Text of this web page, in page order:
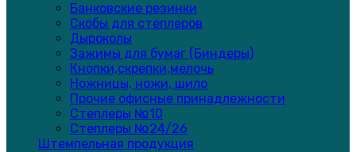
Банковские резинки
Скобы для степлеров
Дыроколы
Зажимы для бумаг (Биндеры)
Кнопки,скрепки,мелочь
Ножницы, ножи, шило
Прочие офисные принадлежности
Степлеры №10
Степлеры №24/26
Штемпельная продукция